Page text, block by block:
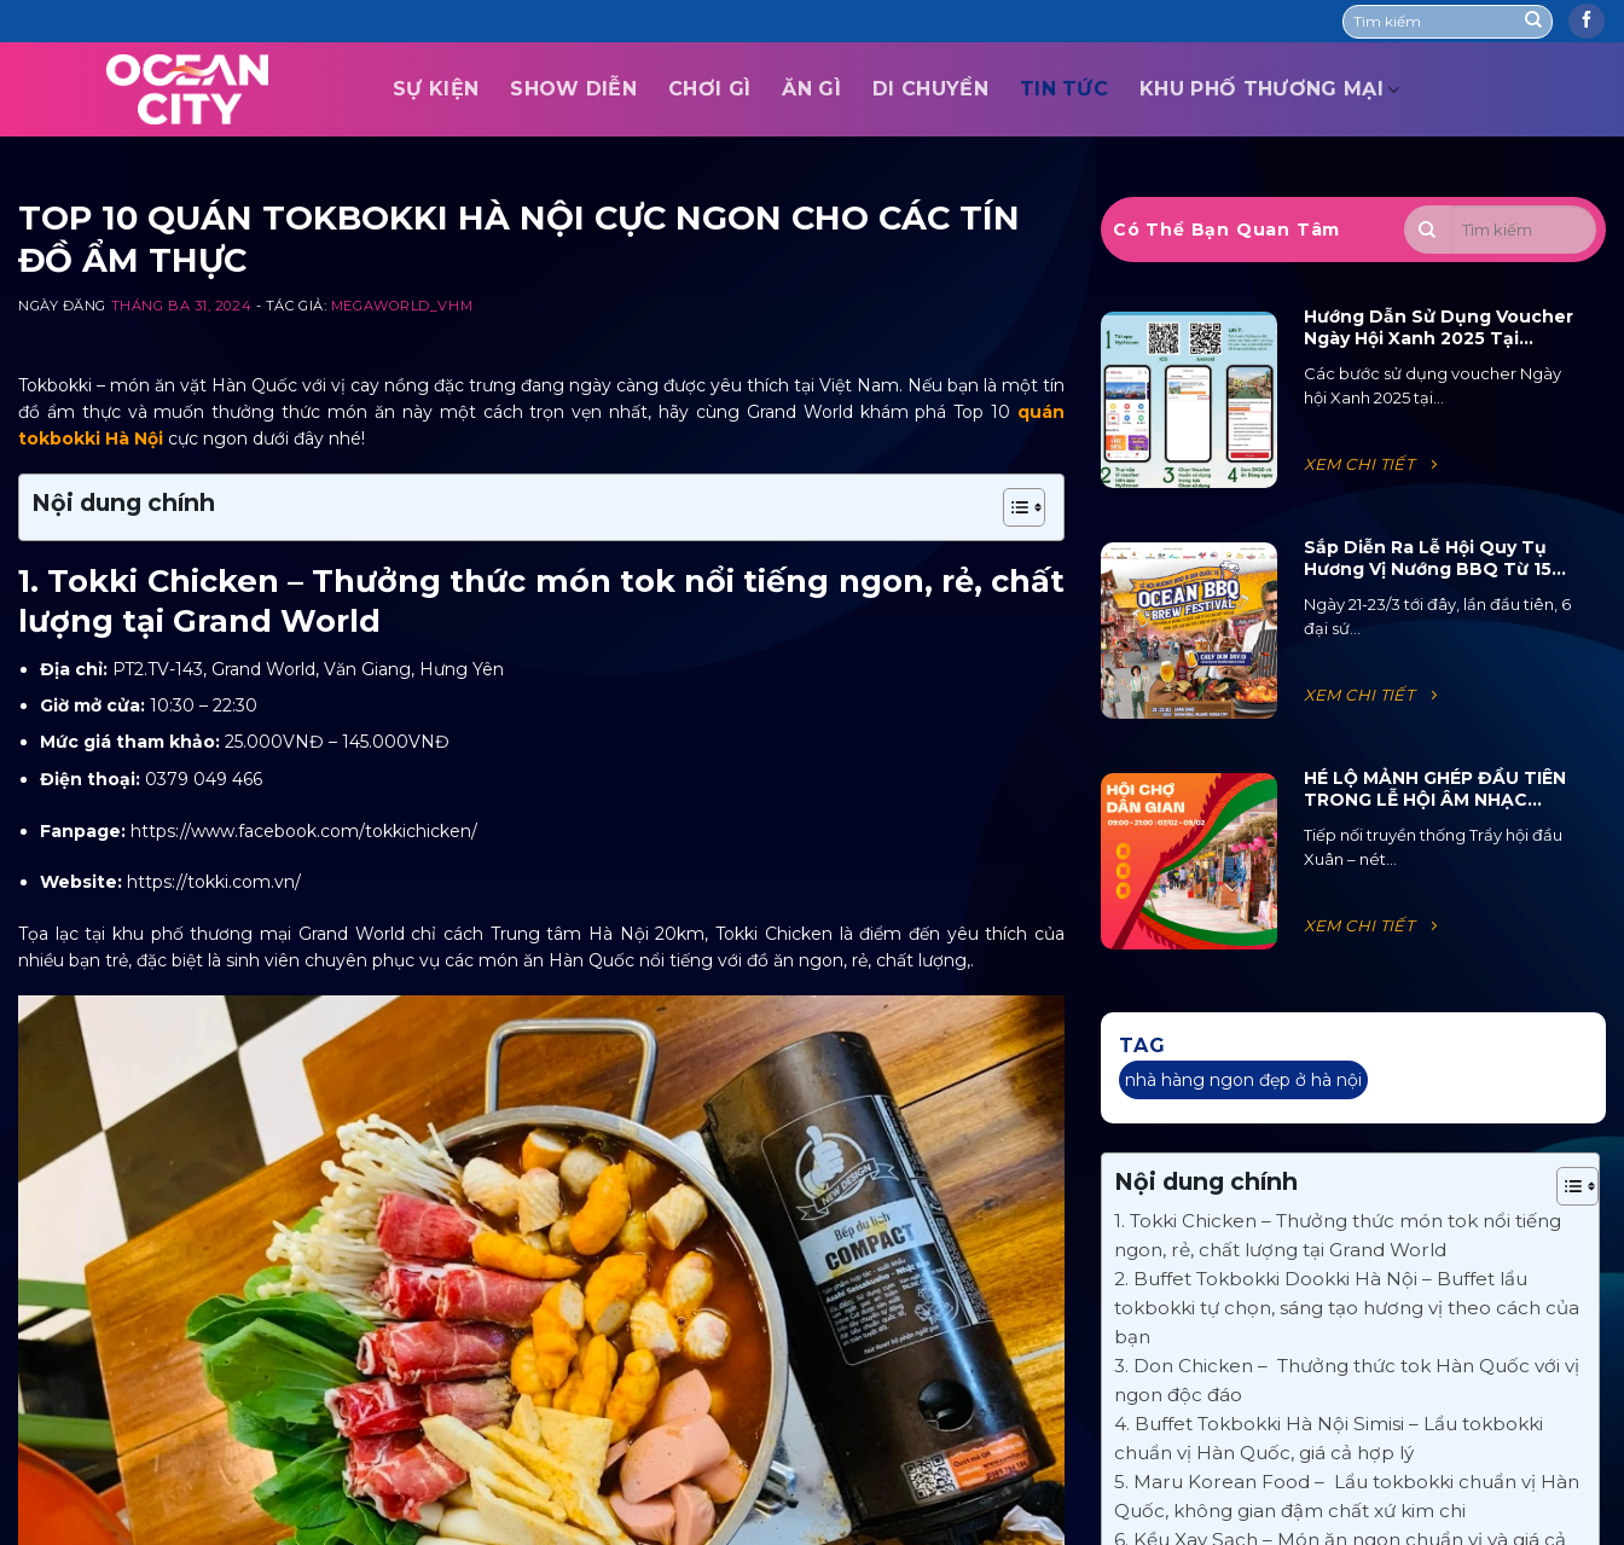
to
SỰ KIỆN SHOW DIỄN CHƠI GÌ ĂN GÌ DI CHUYỂN TIN TỨC KHU PHỐ THƯƠNG MẠI
TOP 10 QUÁN TOKBOKKI HÀ NỘI CỰC NGON CHO CÁC TÍN
ĐỒ ẨM THỰC
NGÀY ĐĂNG THÁNG BA 31, 2024 - TÁC GIẢ: MEGAWORLD_VHM
Tokbokki – món ăn vặt Hàn Quốc với vị cay nồng đặc trưng đang ngày càng được yêu thích tại Việt Nam. Nếu bạn là một tín
đồ ẩm thực và muốn thưởng thức món ăn này một cách trọn vẹn nhất, hãy cùng Grand World khám phá Top 10 quán
tokbokki Hà Nội cực ngon dưới đây nhé!
Nội dung chính
1. Tokki Chicken – Thưởng thức món tok nổi tiếng ngon, rẻ, chất
lượng tại Grand World
Địa chỉ: PT2.TV-143, Grand World, Văn Giang, Hưng Yên
Giờ mở cửa: 10:30 – 22:30
Mức giá tham khảo: 25.000VNĐ – 145.000VNĐ
Điện thoại: 0379 049 466
Fanpage: https://www.facebook.com/tokkichicken/
Website: https://tokki.com.vn/
Tọa lạc tại khu phố thương mại Grand World chỉ cách Trung tâm Hà Nội 20km, Tokki Chicken là điểm đến yêu thích của
nhiều bạn trẻ, đặc biệt là sinh viên chuyên phục vụ các món ăn Hàn Quốc nổi tiếng với đồ ăn ngon, rẻ, chất lượng,.
Có Thể Bạn Quan Tâm
Hướng Dẫn Sử Dụng Voucher
Ngày Hội Xanh 2025 Tại
Các bước sử dụng voucher Ngày
hội Xanh 2025 tại...
XEM CHI TIẾT
Sắp Diễn Ra Lễ Hội Quy Tụ
Hương Vị Nướng BBQ Từ 15
Quốc Gia Và 120 Loại Bia Thủ
Công
Ngày 21-23/3 tới đây, lần đầu tiên, 6
đại sứ...
XEM CHI TIẾT
HÉ LỘ MẢNH GHÉP ĐẦU TIÊN
TRONG LỄ HỘI ÂM NHẠC
2025
Tiếp nối truyền thống Trẩy hội đầu
Xuân – nét...
XEM CHI TIẾT
TAG
nhà hàng ngon đẹp ở hà nội
Nội dung chính
1. Tokki Chicken – Thưởng thức món tok nổi tiếng
ngon, rẻ, chất lượng tại Grand World
2. Buffet Tokbokki Dookki Hà Nội – Buffet lẩu
tokbokki tự chọn, sáng tạo hương vị theo cách của
bạn
3. Don Chicken – Thưởng thức tok Hàn Quốc với vị
ngon độc đáo
4. Buffet Tokbokki Hà Nội Simisi – Lẩu tokbokki
chuẩn vị Hàn Quốc, giá cả hợp lý
5. Maru Korean Food – Lẩu tokbokki chuẩn vị Hàn
Quốc, không gian đậm chất xứ kim chi
6. Kều Xay Sạch – Món ăn ngon chuẩn vị và giá cả